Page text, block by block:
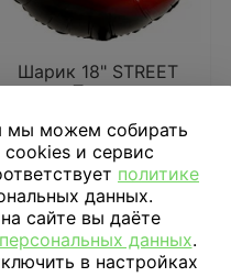
Шарик 18" STREET
Тачки
355₽
В КОРЗИНУ
мы можем собирать
и сервис
политике
данных.
сайте вы даёте
данных.
в настройках